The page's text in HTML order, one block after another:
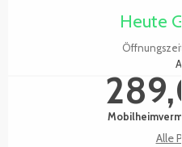
Heute
Ab
Alle